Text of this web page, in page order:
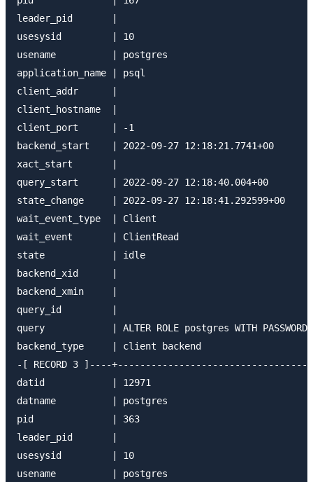
leader_pid       |
usesysid         | 10
usename          | postgres
application_name | psql
client_addr      |
client_hostname  |
client_port      | -1
backend_start    | 2022-09-27 12:18:21.7741+00
xact_start       |
query_start      | 2022-09-27 12:18:40.004+00
state_change     | 2022-09-27 12:18:41.292599+00
wait_event_type  | Client
wait_event       | ClientRead
state            | idle
backend_xid      |
backend_xmin     |
query_id         |
query            | ALTER ROLE postgres WITH
backend_type     | client backend
-[ RECORD 3 ]----
datid            | 12971
datname          | postgres
pid              | 363
leader_pid       |
usesysid         | 10
usename          | postgres